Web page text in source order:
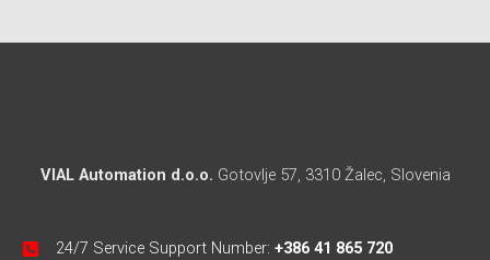
VIAL Automation d.o.o. Gotovlje 57, 3310 Žalec, Slovenia
24/7 Service Support Number: +386 41 865 720